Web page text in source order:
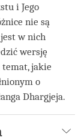
i Jego
nie są
w nich
wersję
temat, jakie
o
Dhargjeja.